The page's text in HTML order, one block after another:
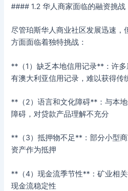
#### 1.2 华人商家面临的融资挑战
尽管珀斯华人商业社区发展迅速，
方面面临着独特挑战：
**（1）缺乏本地信用记录**：许
有澳大利亚信用记录，难以获得传
**（2）语言和文化障碍**：与本
障碍，对贷款产品理解不充分
**（3）抵押物不足**：部分小型
资产作为抵押
**（4）现金流季节性**：矿业相
现金流稳定性